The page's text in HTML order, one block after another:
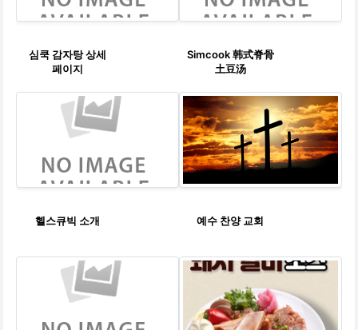
심쿡 감자탕 상세
페이지
Simcook 韩式脊骨
土豆汤
헬스큐빅 소개 예수 찬양 교회